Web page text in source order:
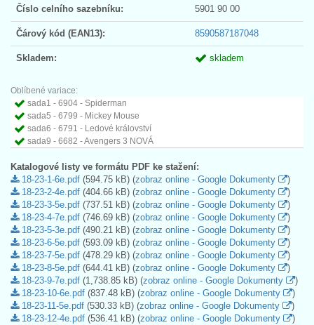
Číslo celního sazebníku: 5901 90 00
Čárový kód (EAN13): 8590587187048
Skladem: skladem
Oblíbené variace:
sada1 - 6904 - Spiderman
sada5 - 6799 - Mickey Mouse
sada6 - 6791 - Ledové království
sada9 - 6682 - Avengers 3 NOVÁ
Katalogové listy ve formátu PDF ke stažení:
18-23-1-6e.pdf (594.75 kB) (zobraz online - Google Dokumenty
)
18-23-2-4e.pdf (404.66 kB) (zobraz online - Google Dokumenty
)
18-23-3-5e.pdf (737.51 kB) (zobraz online - Google Dokumenty
)
18-23-4-7e.pdf (746.69 kB) (zobraz online - Google Dokumenty
)
18-23-5-3e.pdf (490.21 kB) (zobraz online - Google Dokumenty
)
18-23-6-5e.pdf (593.09 kB) (zobraz online - Google Dokumenty
)
18-23-7-5e.pdf (478.29 kB) (zobraz online - Google Dokumenty
)
18-23-8-5e.pdf (644.41 kB) (zobraz online - Google Dokumenty
)
18-23-9-7e.pdf (1,738.85 kB) (zobraz online - Google Dokumenty
)
18-23-10-6e.pdf (837.48 kB) (zobraz online - Google Dokumenty
)
18-23-11-5e.pdf (530.33 kB) (zobraz online - Google Dokumenty
)
18-23-12-4e.pdf (536.41 kB) (zobraz online - Google Dokumenty
)